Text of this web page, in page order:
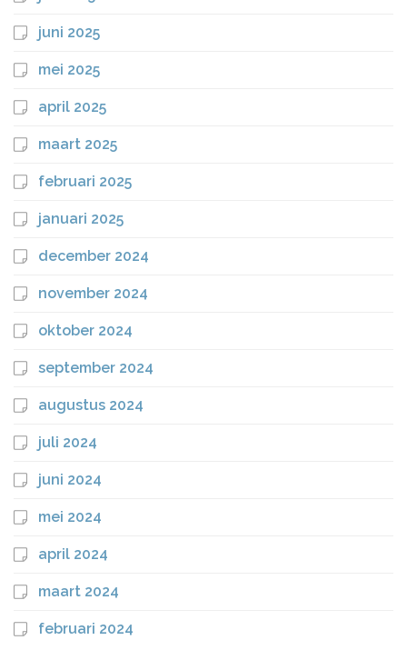
juni 2025
mei 2025
april 2025
maart 2025
februari 2025
januari 2025
december 2024
november 2024
oktober 2024
september 2024
augustus 2024
juli 2024
juni 2024
mei 2024
april 2024
maart 2024
februari 2024